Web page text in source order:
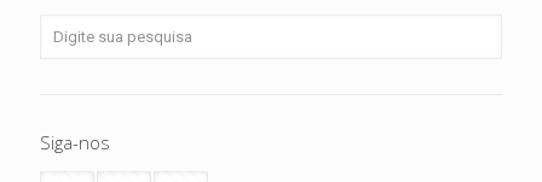
Siga-nos